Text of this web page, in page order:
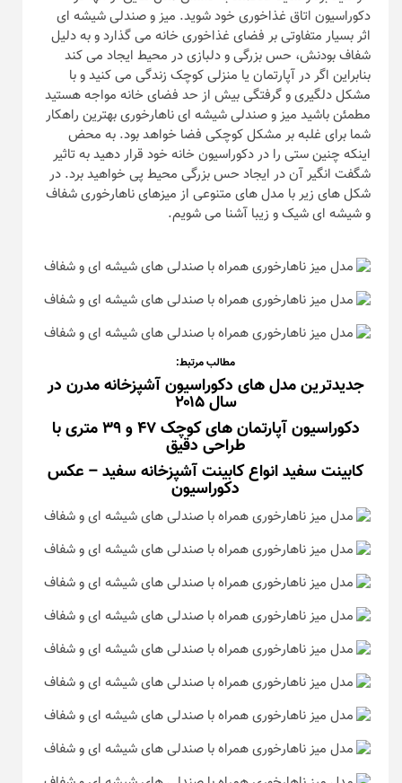
دکوراسیون اتاق غذاخوری خود شوید. میز و صندلی شیشه ای
اثر بسیار متفاوتی بر فضای غذاخوری خانه می گذارد و به دلیل
شفاف بودنش، حس بزرگی و دلبازی در محیط ایجاد می کند
بنابراین اگر در آپارتمان یا منزلی کوچک زندگی می کنید و با
مشکل دلگیری و گرفتگی بیش از حد فضای خانه مواجه هستید
مطمئن باشید میز و صندلی شیشه ای ناهارخوری بهترین راهکار
شما برای غلبه بر مشکل کوچکی فضا خواهد بود. به محض
اینکه چنین ستی را در دکوراسیون خانه خود قرار دهید به تاثیر
شگفت انگیر آن در ایجاد حس بزرگی محیط پی خواهید برد. در
شکل های زیر با مدل های متنوعی از میزهای ناهارخوری شفاف
و شیشه ای شیک و زیبا آشنا می شویم.
مطالب مرتبط:
جدیدترین مدل های دکوراسیون آشپزخانه مدرن در
سال ۲۰۱۵
دکوراسیون آپارتمان های کوچک ۴۷ و ۳۹ متری با
طراحی دقیق
کابینت سفید انواع کابینت آشپزخانه سفید – عکس
دکوراسیون